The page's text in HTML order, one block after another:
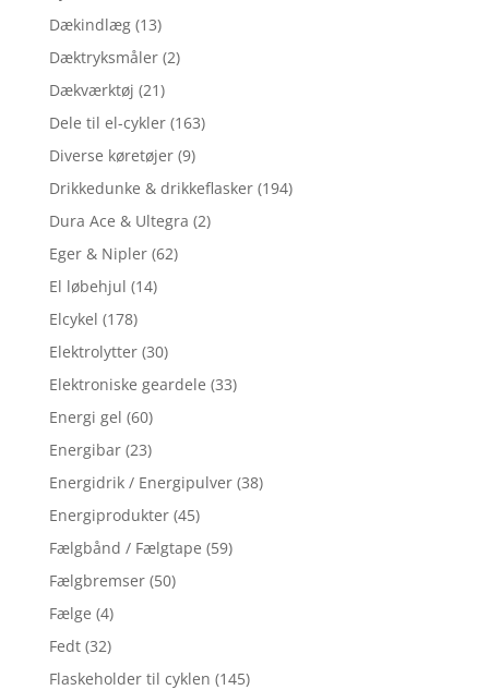
Dækindlæg (13)
Dæktryksmåler (2)
Dækværktøj (21)
Dele til el-cykler (163)
Diverse køretøjer (9)
Drikkedunke & drikkeflasker (194)
Dura Ace & Ultegra (2)
Eger & Nipler (62)
El løbehjul (14)
Elcykel (178)
Elektrolytter (30)
Elektroniske geardele (33)
Energi gel (60)
Energibar (23)
Energidrik / Energipulver (38)
Energiprodukter (45)
Fælgbånd / Fælgtape (59)
Fælgbremser (50)
Fælge (4)
Fedt (32)
Flaskeholder til cyklen (145)